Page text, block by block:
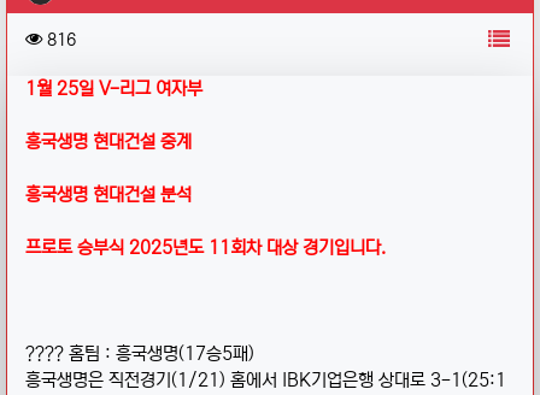
컨텐츠 정보
816조회 목록
본문1월 25일 V-리그 여자부
흥국생명 현대건설 중계
흥국생명 현대건설 분석
프로토 승부식 2025년도 11회차 대상 경기입니다.
???? 홈팀 : 흥국생명(17승5패)
흥국생명은 직전경기(1/21) 홈에서 IBK기업은행 상대로 3-1(25:1